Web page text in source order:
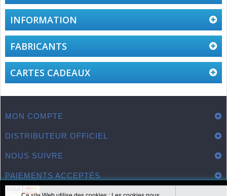
INFORMATION
FABRICANTS
CARTES CADEAUX
MON COMPTE
DISTRIBUTEUR OFFICIEL
NOUS SUIVRE
PAIEMENTS ACCEPTÉS